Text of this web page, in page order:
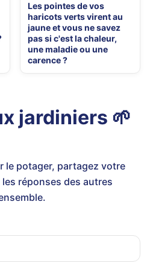
Les pointes de vos
haricots verts virent au
jaune et vous ne savez
pas si c'est la chaleur,
une maladie ou une
carence ?
jardiniers 🌱
le potager, partagez votre
réponses des autres